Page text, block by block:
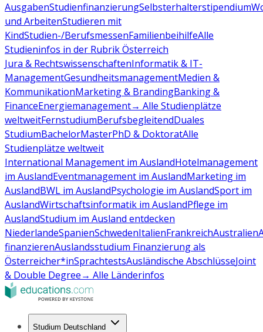
AusgabenStudienfinanzierungSelbsterhalterstipendium
und ArbeitenStudieren mit
KindStudien-/BerufsmessenFamilienbeihilfeAlle
Studieninfos in der Rubrik Österreich
Jura & RechtswissenschaftenInformatik & IT-
ManagementGesundheitsmanagementMedien &
KommunikationMarketing & BrandingBanking &
FinanceEnergiemanagement→ Alle Studienplätze
weltweitFernstudiumBerufsbegleitendDuales
StudiumBachelorMasterPhD & DoktoratAlle
Studienplätze weltweit
International Management im AuslandHotelmanagement
im AuslandEventmanagement im AuslandMarketing im
AuslandBWL im AuslandPsychologie im AuslandSport im
AuslandWirtschaftsinformatik im AuslandPflege im
AuslandStudium im Ausland entdecken
NiederlandeSpanienSchwedenItalienFrankreichAustralien
finanzierenAuslandsstudium Finanzierung als
Österreicher*inSprachtestsAusländische AbschlüsseJoint
& Double Degree→ Alle Länderinfos
Studium Deutschland